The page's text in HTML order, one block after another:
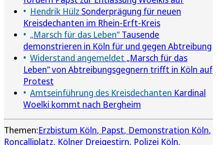
Hendrik Hülz Sonderprägung für neuen
Kreisdechanten im Rhein-Erft-Kreis
„Marsch für das Leben“ Tausende
demonstrieren in Köln für und gegen Abtreibung
Widerstand angemeldet „Marsch für das
Leben“ von Abtreibungsgegnern trifft in Köln auf
Protest
Amtseinführung des Kreisdechanten Kardinal
Woelki kommt nach Bergheim
Themen:Erzbistum Köln Papst Demonstration Köln
Roncalliplatz Kölner Dreigestirn Polizei Köln